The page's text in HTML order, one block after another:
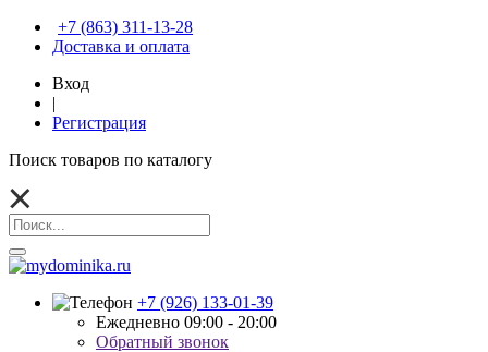
+7 (863) 311-13-28
Доставка и оплата
Вход
|
Регистрация
Поиск товаров по каталогу
+7 (926) 133-01-39
Ежедневно 09:00 - 20:00
Обратный звонок